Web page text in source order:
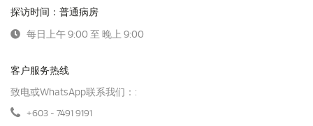
探访时间：普通病房
每日上午 9:00 至 晚上 9:00
客户服务热线
致电或WhatsApp联系我们：:
+603 - 7491 9191